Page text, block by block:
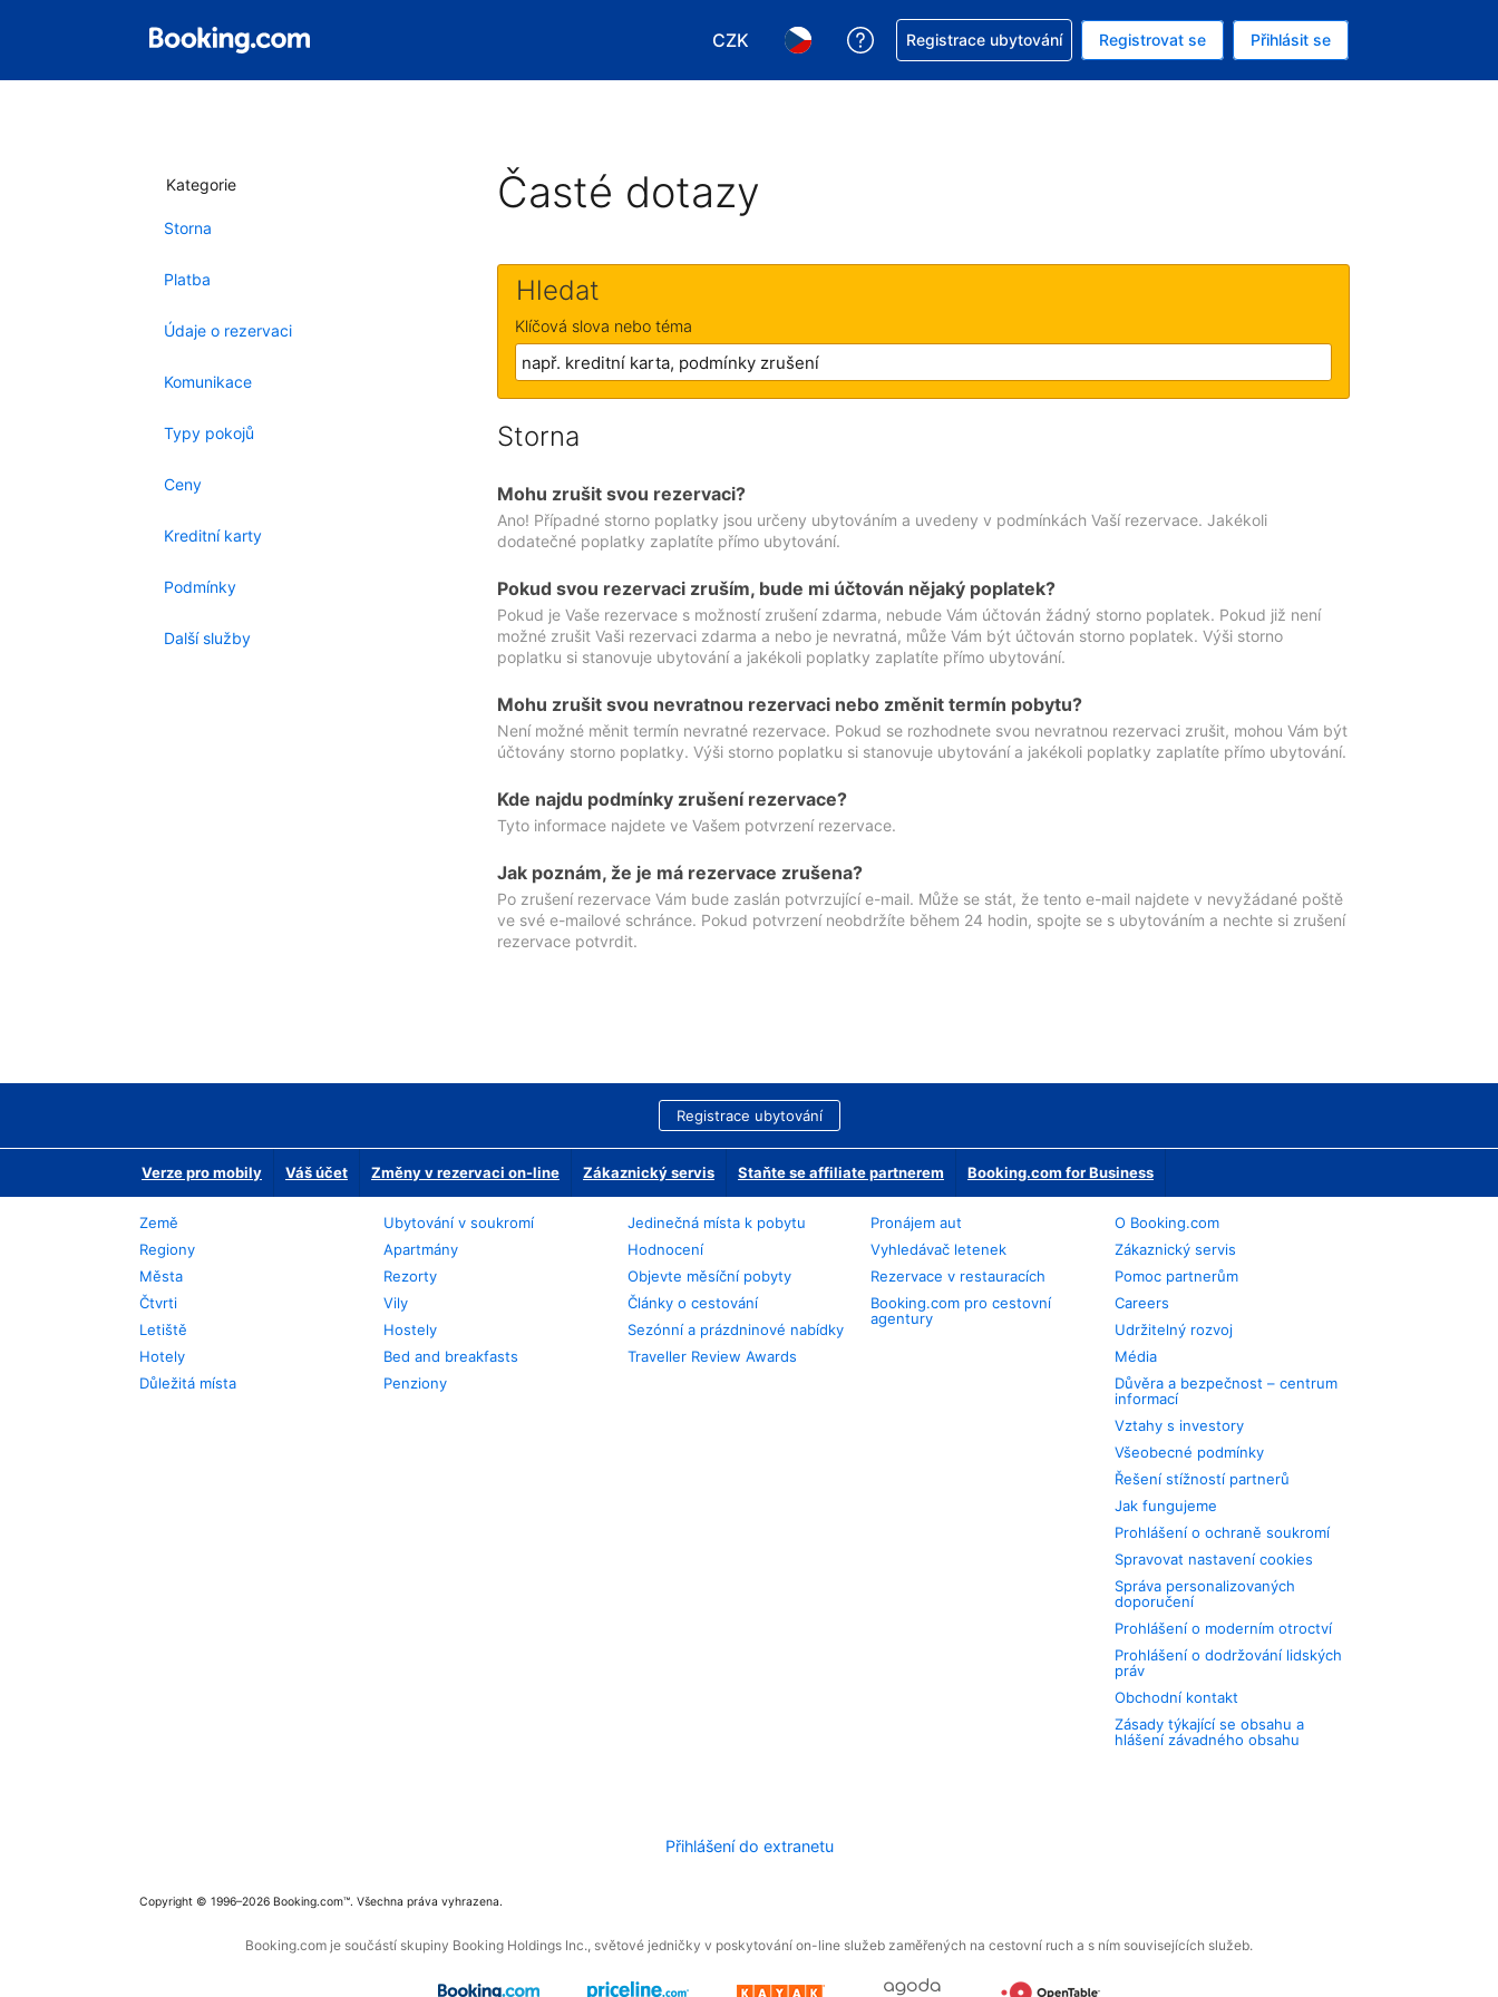
CZK
Vyberte si měnu. Aktuálně zvolená měna: Česká koruna
Vyberte si jazyk. Aktuálně zvolený jazyk: V češtině
Asistence s rezervací
Registrace ubytování Registrovat se Přihlásit se
Kategorie
Storna
Platba
Údaje o rezervaci
Komunikace
Typy pokojů
Ceny
Kreditní karty
Podmínky
Další služby
Časté dotazy
Hledat
Klíčová slova nebo téma
Storna
Mohu zrušit svou rezervaci?
Ano! Případné storno poplatky jsou určeny ubytováním a uvedeny v podmínkách Vaší rezervace. Jakékoli
dodatečné poplatky zaplatíte přímo ubytování.
Pokud svou rezervaci zruším, bude mi účtován nějaký poplatek?
Pokud je Vaše rezervace s možností zrušení zdarma, nebude Vám účtován žádný storno poplatek. Pokud již není
možné zrušit Vaši rezervaci zdarma a nebo je nevratná, může Vám být účtován storno poplatek. Výši storno
poplatku si stanovuje ubytování a jakékoli poplatky zaplatíte přímo ubytování.
Mohu zrušit svou nevratnou rezervaci nebo změnit termín pobytu?
Není možné měnit termín nevratné rezervace. Pokud se rozhodnete svou nevratnou rezervaci zrušit, mohou Vám být
účtovány storno poplatky. Výši storno poplatku si stanovuje ubytování a jakékoli poplatky zaplatíte přímo ubytování.
Kde najdu podmínky zrušení rezervace?
Tyto informace najdete ve Vašem potvrzení rezervace.
Jak poznám, že je má rezervace zrušena?
Po zrušení rezervace Vám bude zaslán potvrzující e-mail. Může se stát, že tento e-mail najdete v nevyžádané poště
ve své e-mailové schránce. Pokud potvrzení neobdržíte během 24 hodin, spojte se s ubytováním a nechte si zrušení
rezervace potvrdit.
Registrace ubytování
Verze pro mobily Váš účet Změny v rezervaci on-line Zákaznický servis Staňte se affiliate partnerem Booking.com for Business
Země
Regiony
Města
Čtvrti
Letiště
Hotely
Důležitá místa
Ubytování v soukromí
Apartmány
Rezorty
Vily
Hostely
Bed and breakfasts
Penziony
Jedinečná místa k pobytu
Hodnocení
Objevte měsíční pobyty
Články o cestování
Sezónní a prázdninové nabídky
Traveller Review Awards
Pronájem aut
Vyhledávač letenek
Rezervace v restauracích
Booking.com pro cestovní
agentury
O Booking.com
Zákaznický servis
Pomoc partnerům
Careers
Udržitelný rozvoj
Média
Důvěra a bezpečnost – centrum
informací
Vztahy s investory
Všeobecné podmínky
Řešení stížností partnerů
Jak fungujeme
Prohlášení o ochraně soukromí
Spravovat nastavení cookies
Správa personalizovaných
doporučení
Prohlášení o moderním otroctví
Prohlášení o dodržování lidských
práv
Obchodní kontakt
Zásady týkající se obsahu a
hlášení závadného obsahu
Přihlášení do extranetu
Copyright © 1996–2026 Booking.com™. Všechna práva vyhrazena.
Booking.com je součástí skupiny Booking Holdings Inc., světové jedničky v poskytování on-line služeb zaměřených na cestovní ruch a s ním souvisejících služeb.